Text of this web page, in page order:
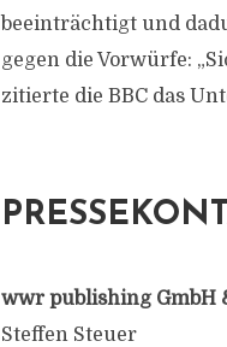
beeinträchtigt und
gegen die Vorwürfe:
zitierte die BBC das
wwr publishing GmbH
Steffen Steuer